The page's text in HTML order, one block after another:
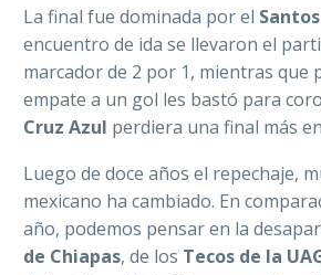
La final fue dominada por el
encuentro de ida se llevaron el
marcador de 2 por 1, mientras que
empate a un gol les bastó para
Cruz Azul perdiera una final más
Luego de doce años el repechaje,
mexicano ha cambiado. En
año, podemos pensar en la
de Chiapas, de los Tecos de la